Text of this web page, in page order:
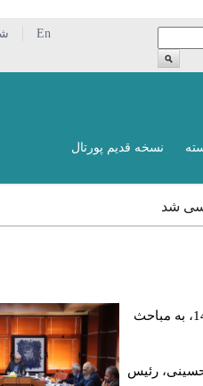
شنبه
En
نسخه قدیم پورتال
شد
دومین جلسه گروه تخصصی معماری و شهرسازی فرهنگستان هنر در سال 1403، به مباحث
رئیس